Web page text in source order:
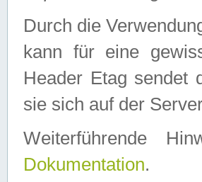
Durch die
kann für eine
Header Etag sendet
sie sich auf der
Weiterführende
Dokumentation.